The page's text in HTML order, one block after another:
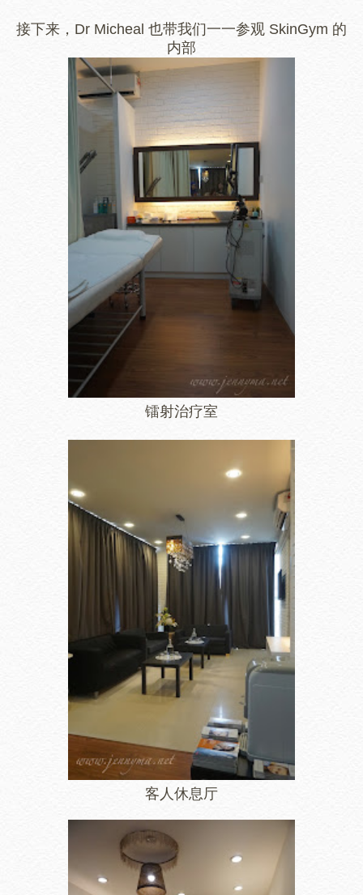
接下来，Dr Micheal 也带我们一一参观 SkinGym 的
内部
镭射治疗室
客人休息厅